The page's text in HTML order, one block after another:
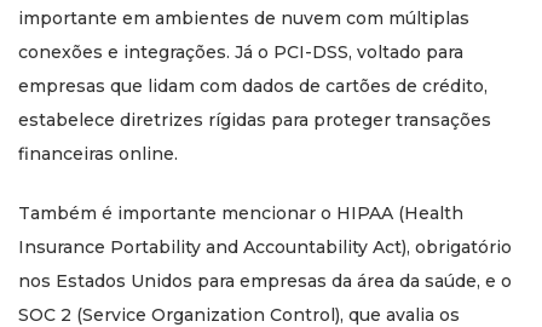
importante em ambientes de nuvem com múltiplas
conexões e integrações. Já o PCI-DSS, voltado para
empresas que lidam com dados de cartões de crédito,
estabelece diretrizes rígidas para proteger transações
financeiras online.
Também é importante mencionar o HIPAA (Health
Insurance Portability and Accountability Act), obrigatório
nos Estados Unidos para empresas da área da saúde, e o
SOC 2 (Service Organization Control), que avalia os